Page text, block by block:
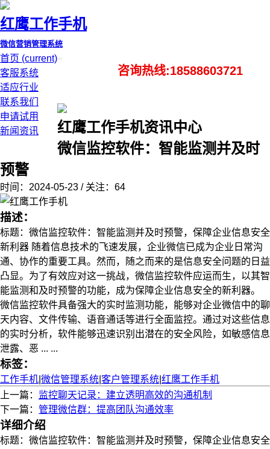
红鹰工作手机
微信营销管理系统
首页 (current)
客服系统
适应行业
联系我们
申请试用
新闻资讯
咨询热线:18588603721
红鹰工作手机资讯中心
微信监控软件：智能监测并及时
预警
时间：2024-05-23 / 关注：64
描述：
标题：微信监控软件：智能监测并及时预警，保障企业信息安全
新利器 随着信息技术的飞速发展，企业微信已成为企业日常沟
通、协作的重要工具。然而，随之而来的是信息安全问题的日益
凸显。为了有效应对这一挑战，微信监控软件应运而生，以其智
能监测和及时预警的功能，成为保障企业信息安全的新利器。
微信监控软件具备强大的实时监测功能，能够对企业微信中的聊
天内容、文件传输、语音通话等进行全面监控。通过对这些信息
的实时分析，软件能够迅速识别出潜在的安全风险，如敏感信息
泄露、恶 ... ...
标签：
工作手机 微信管理系统 客户管理系统 红鹰工作手机
上一篇：
监控聊天记录：建立透明高效的沟通机制
下一篇： 管理微信群：提高团队沟通效率
详细介绍
标题：微信监控软件：智能监测并及时预警，保障企业信息安全